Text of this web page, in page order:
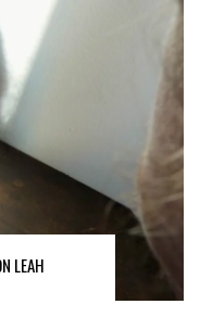
LEAH